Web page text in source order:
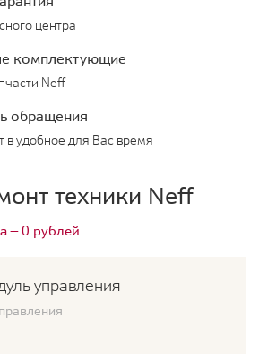
центра
комплектующие
Neff
обращения
в удобное для Вас время
техники Neff
— 0 рублей
управления